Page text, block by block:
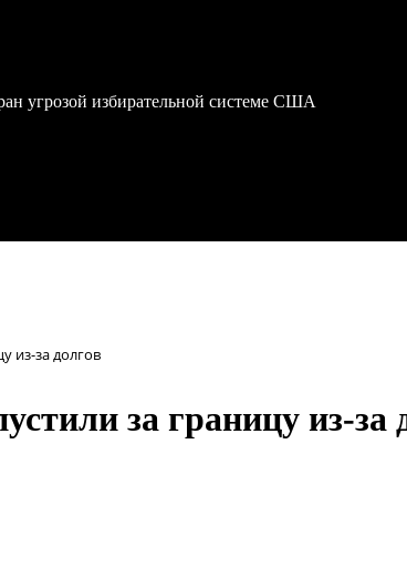
угрозой избирательной системе США
из-за долгов
за границу из-за